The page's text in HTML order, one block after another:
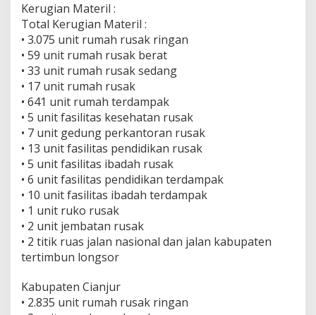
Kerugian Materil :
Total Kerugian Materil :
• 3.075 unit rumah rusak ringan
• 59 unit rumah rusak berat
• 33 unit rumah rusak sedang
• 17 unit rumah rusak
• 641 unit rumah terdampak
• 5 unit fasilitas kesehatan rusak
• 7 unit gedung perkantoran rusak
• 13 unit fasilitas pendidikan rusak
• 5 unit fasilitas ibadah rusak
• 6 unit fasilitas pendidikan terdampak
• 10 unit fasilitas ibadah terdampak
• 1 unit ruko rusak
• 2 unit jembatan rusak
• 2 titik ruas jalan nasional dan jalan kabupaten
tertimbun longsor
Kabupaten Cianjur
• 2.835 unit rumah rusak ringan